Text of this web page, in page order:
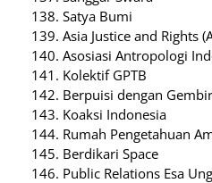
Satya Bumi
Asia Justice and Rights
Asosiasi Antropologi
Kolektif GPTB
Berpuisi dengan
Koaksi Indonesia
Rumah Pengetahuan
Berdikari Space
Public Relations Esa